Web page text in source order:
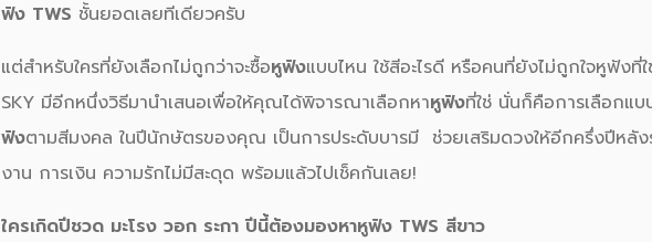
ฟัง TWS ชั้นยอดเลยทีเดียวครับ
แต่สำหรับใครที่ยังเลือกไม่ถูกว่าจะซื้อหูฟังแบบไหน ใช้สีอะไรดี หรือคนที่ยังไม่ถูกใจหูฟังที่
SKY มีอีกหนึ่งวิธีมานำเสนอเพื่อให้คุณได้พิจารณาเลือกหาหูฟังที่ใช่ นั่นก็คือการเลือกแ
ฟังตามสีมงคล ในปีนักษัตรของคุณ เป็นการประดับบารมี ช่วยเสริมดวงให้อีกครึ่งปีหลัง
งาน การเงิน ความรักไม่มีสะดุด พร้อมแล้วไปเช็คกันเลย!
ใครเกิดปีชวด มะโรง วอก ระกา ปีนี้ต้องมองหาหูฟัง TWS สีขาว